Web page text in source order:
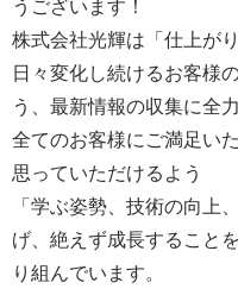
うございます！
株式会社光輝は「仕上が
日々変化し続けるお客様
う、最新情報の収集に全
全てのお客様にご満足い
思っていただけるよう
「学ぶ姿勢、技術の向上
げ、絶えず成長すること
り組んでいます。